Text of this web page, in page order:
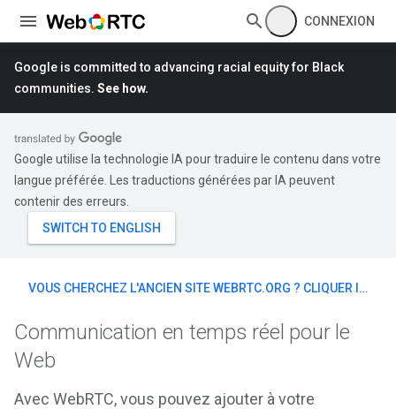
CONNEXION
Google is committed to advancing racial equity for Black
communities. See how.
Google utilise la technologie IA pour traduire le contenu dans votre
langue préférée. Les traductions générées par IA peuvent
contenir des erreurs.
VOUS CHERCHEZ L'ANCIEN SITE WEBRTC.ORG ? CLIQUER ICI
Communication en temps réel pour le
Web
Avec WebRTC, vous pouvez ajouter à votre